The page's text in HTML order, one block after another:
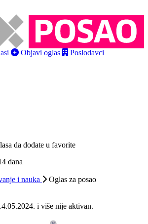
Objavi oglas Poslodavci
da dodate u favorite
dana
i nauka Oglas za posao
i više nije aktivan.